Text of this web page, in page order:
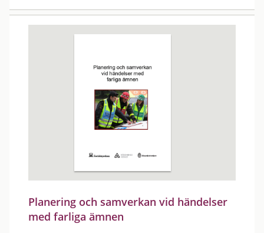
Planering och samverkan vid händelser
med farliga ämnen